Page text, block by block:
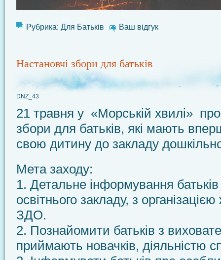
Рубрика: Для Батьків Ваш відгук
Настановчі збори для батьків
DNZ_43
21 травня у «Морській хвилі»
збори для батьків, які мають
свою дитину до закладу
Мета заходу:
1. Детальне інформування
освітнього закладу, з
ЗДО.
2. Познайомити батьків з
приймають новачків, діяльністю